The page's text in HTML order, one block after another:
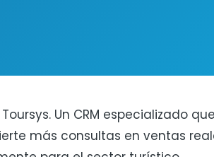
Un CRM especializado
más consultas en ventas